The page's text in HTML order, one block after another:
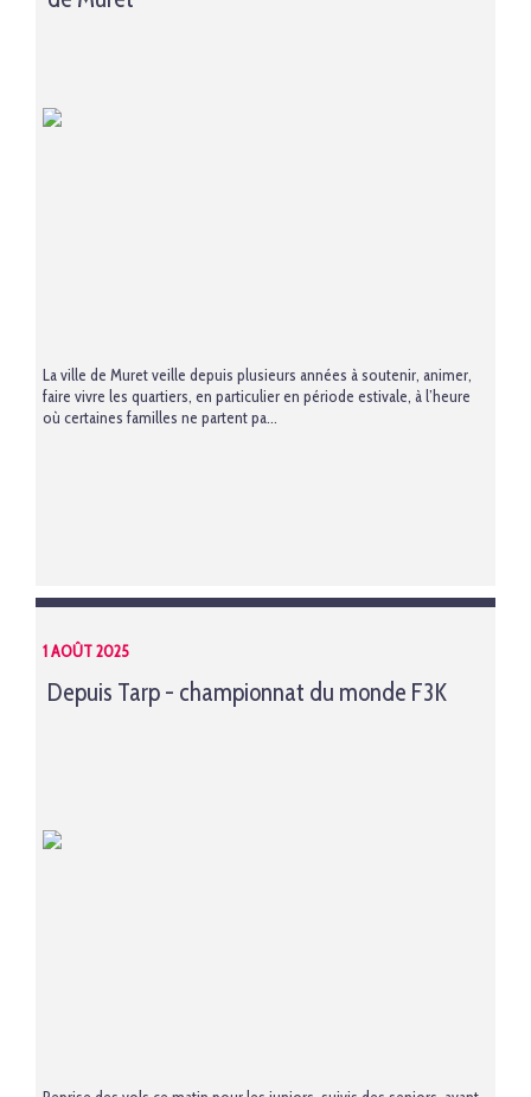
La ville de Muret veille depuis plusieurs années à soutenir, animer,
faire vivre les quartiers, en particulier en période estivale, à l’heure
où certaines familles ne partent pa...
1 AOÛT 2025
Depuis Tarp - championnat du monde F3K